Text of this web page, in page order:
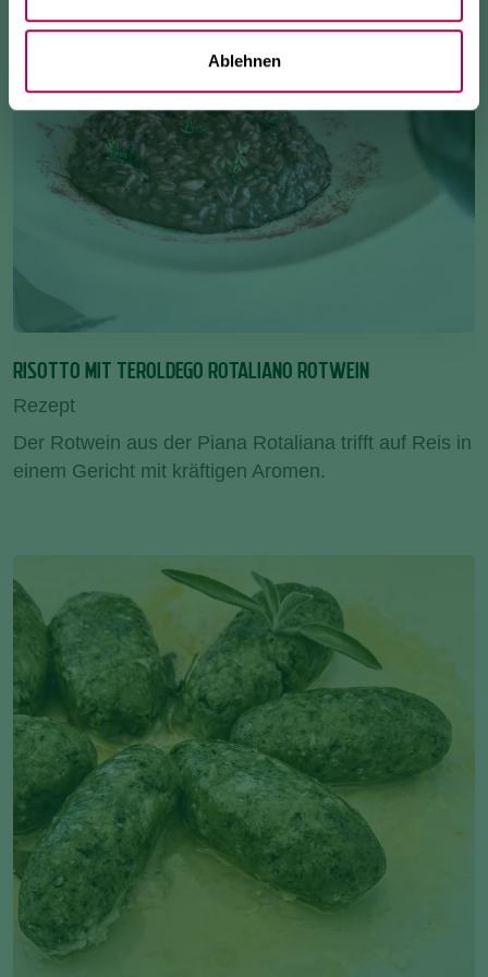
Ablehnen
RISOTTO MIT TEROLDEGO ROTALIANO ROTWEIN
Rezept
Der Rotwein aus der Piana Rotaliana trifft auf Reis in
einem Gericht mit kräftigen Aromen.